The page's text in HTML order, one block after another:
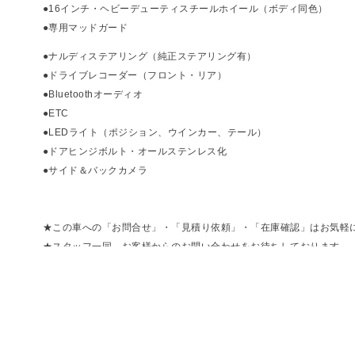
●16インチ・ヘビーデューティスチールホイール（ボディ同色）
●専用マッドガード
●ナルディステアリング（純正ステアリング有）
●ドライブレコーダー（フロント・リア）
●Bluetoothオーディオ
●ETC
●LEDライト（ポジション、ウインカー、テール）
●ドアヒンジボルト・オールステンレス化
●サイド＆バックカメラ
★この車への「お問合せ」・「見積り依頼」・「在庫確認」はお気軽
★スタッフ一同、お客様からのお問い合わせをお待ちしております。